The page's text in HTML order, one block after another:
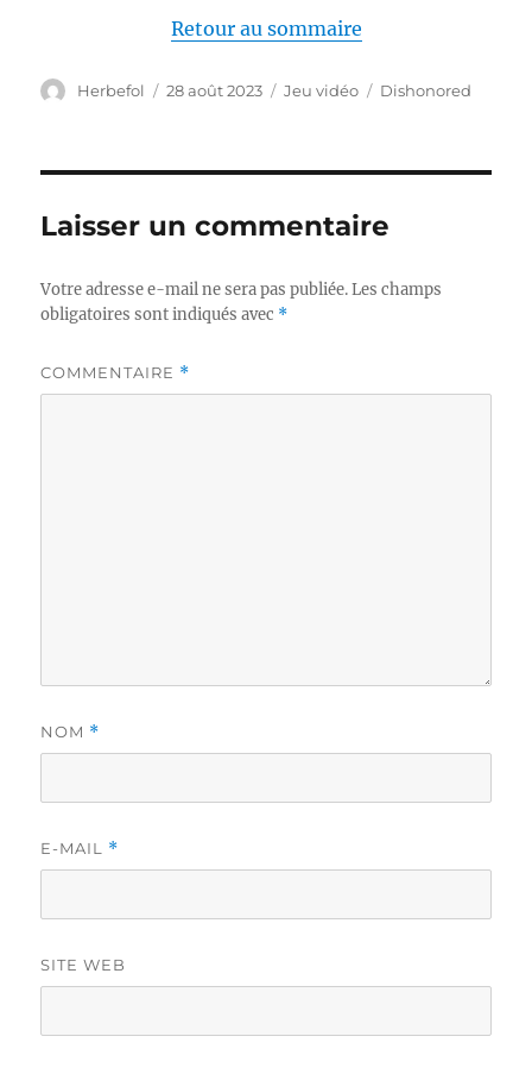
Retour au sommaire
Auteur
Herbefol
Publié
28 août 2023 Catégories
Jeu vidéo Étiquettes
Dishonored
Laisser un commentaire
Votre adresse e-mail ne sera pas publiée. Les champs
obligatoires sont indiqués avec *
COMMENTAIRE *
NOM *
E-MAIL *
SITE WEB